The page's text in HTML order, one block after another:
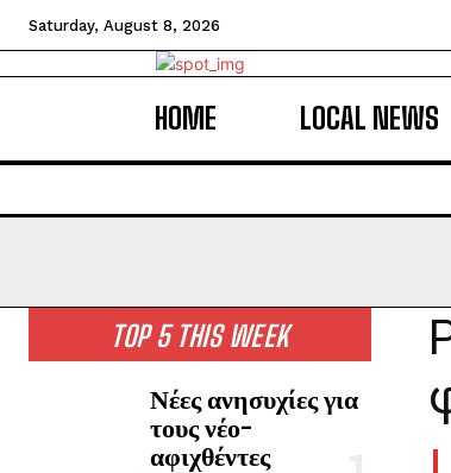
Saturday, August 8, 2026
HOME LOCAL NEWS
TOP 5 THIS WEEK
Νέες ανησυχίες για
τους νέο-
αφιχθέντες